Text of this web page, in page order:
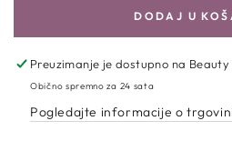
of
Joseon
Red
of
Joseon
Red
DODAJ U
Preuzimanje je dostupno na
Obično spremno za 24 sata
Pogledajte informacije o trgovini